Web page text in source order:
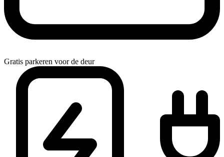
Gratis parkeren voor de deur